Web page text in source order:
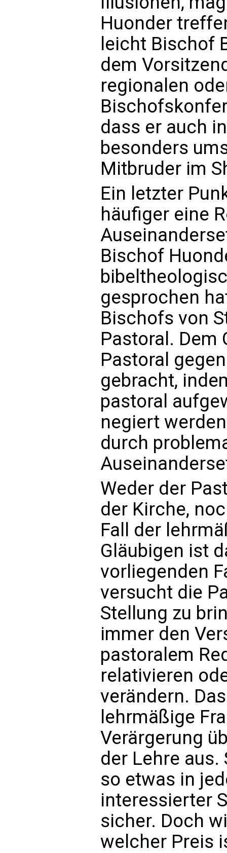
Huonder
leicht Bischof
dem
regionalen
dass er auch
besonders
Mitbruder im
Ein letzter
häufiger eine
Bischof
gesprochen
Bischofs von
Pastoral. Dem
Pastoral
gebracht,
pastoral
negiert
durch
Weder der
der Kirche,
Fall der
Gläubigen ist
vorliegenden
versucht die
Stellung zu
immer den
pastoralem
relativieren
verändern.
lehrmäßige
Verärgerung
der Lehre
so etwas in
interessierter
sicher. Doch
welcher Preis